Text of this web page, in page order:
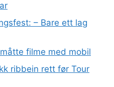
– Bare ett lag
filme med mobil
ribbein rett før Tour